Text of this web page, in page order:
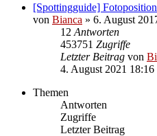
[Spottingguide]
von Bianca » 6. August
12 Antworten
453751 Zugriffe
Letzter Beitrag von
4. August 2021 18:16
Themen
Antworten
Zugriffe
Letzter Beitrag